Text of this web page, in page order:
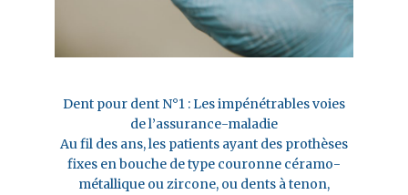
Dent pour dent N°1 : Les impénétrables voies
de l’assurance-maladie
Au fil des ans, les patients ayant des prothèses
fixes en bouche de type couronne céramo-
métallique ou zircone, ou dents à tenon,